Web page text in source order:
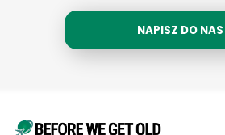
NAPISZ DO NAS